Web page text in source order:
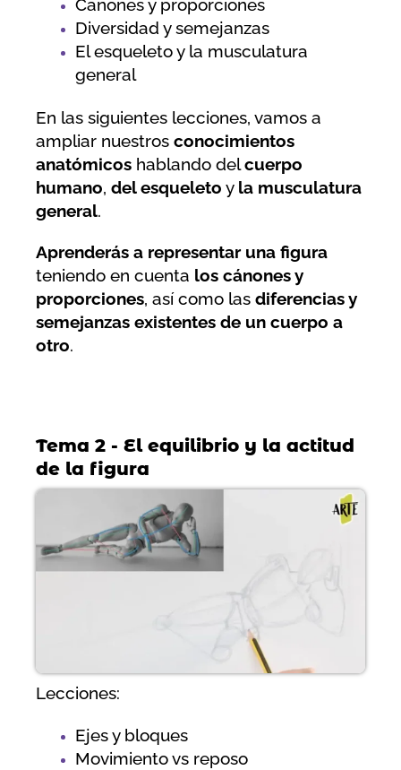
Cánones y proporciones
Diversidad y semejanzas
El esqueleto y la musculatura
general
En las siguientes lecciones, vamos a
ampliar nuestros conocimientos
anatómicos hablando delcuerpo
humano, del esqueleto y la musculatura
general.
Aprenderás a representar una figura
teniendo en cuenta los cánones y
proporciones, así como las diferencias y
semejanzas existentes de un cuerpo a
otro.
Tema 2 - El equilibrio y la actitud
de la figura
Lecciones:
Ejes y bloques
Movimiento vs reposo